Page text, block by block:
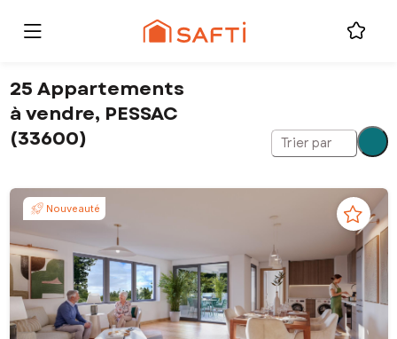
25 Appartements
à vendre, PESSAC
(33600)
Trier par
Nouveauté